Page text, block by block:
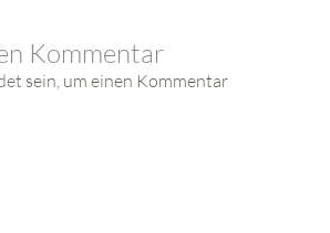
Kommentar
sein, um einen Kommentar